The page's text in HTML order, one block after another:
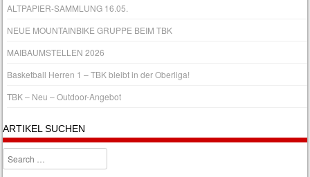
ALTPAPIER-SAMMLUNG 16.05.
NEUE MOUNTAINBIKE GRUPPE BEIM TBK
MAIBAUMSTELLEN 2026
Basketball Herren 1 – TBK bleibt in der Oberliga!
TBK – Neu – Outdoor-Angebot
ARTIKEL SUCHEN
Search